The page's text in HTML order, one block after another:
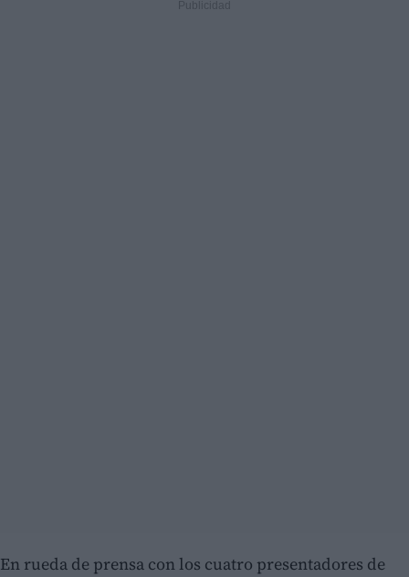
En rueda de prensa con los cuatro presentadores de